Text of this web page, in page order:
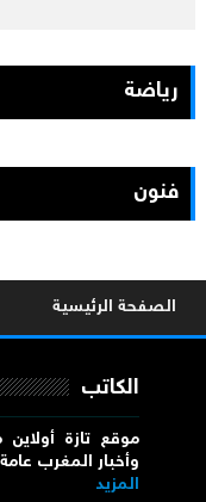
رياضة
فنون
الصفحة الرئيسية
الكاتب
موقع تازة
وأخبار المغرب عامة
المزيد